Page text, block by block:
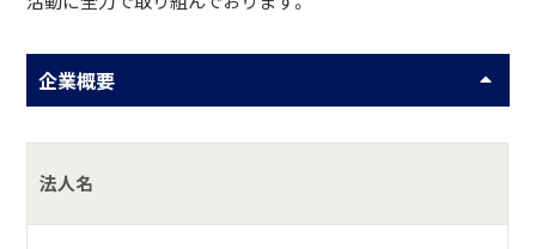
企業概要
法人名